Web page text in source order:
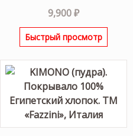
9,900₽
Быстрый просмотр